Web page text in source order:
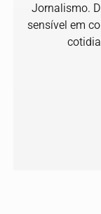
Jornalismo.
sensível em